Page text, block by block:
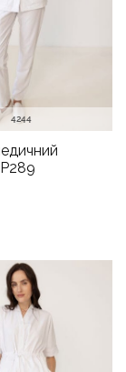
4244